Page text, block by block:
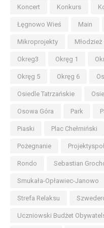
Koncert Konkurs
Łęgnowo Wieś Main
Mikroprojekty Młodzież
Okreg3 Okręg 1
Okręg 5 Okręg 6
Osiedle Tatrzańskie
Osowa Góra Park
Piaski Plac Chełmiński
Pożegnanie
Rondo Sebastian
Smukała-Opławiec-Janowo
Strefa Relaksu
Uczniowski Budżet